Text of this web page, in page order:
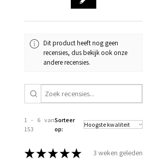
Dit product heeft nog geen
recensies, dus bekijk ook onze
andere recensies.
1 - 6 van
153
Sorteer
op:
★★★★★ 3 weken geleden